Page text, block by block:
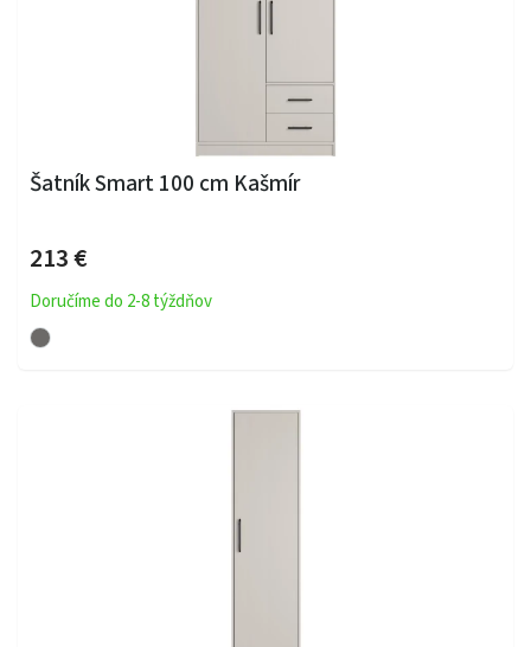
Šatník Smart 100 cm Kašmír
213 €
Doručíme do 2-8 týždňov